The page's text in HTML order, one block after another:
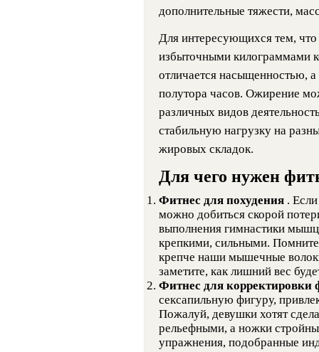
дополнительные тяжести,
Для интересующихся тем, что
избыточными килограммами
отличается насыщенностью,
полутора часов. Ожирение
различных видов
стабильную нагрузку на
жировых складок.
Для чего нужен
Фитнес для похудения .
можно добиться скорой
выполнения гимнастики
крепкими, сильными.
крепче наши мышечные
заметите, как лишний вес
Фитнес для
сексапильную фигуру,
Пожалуй, девушки хотят
рельефными, а ножки
упражнения, подобранные